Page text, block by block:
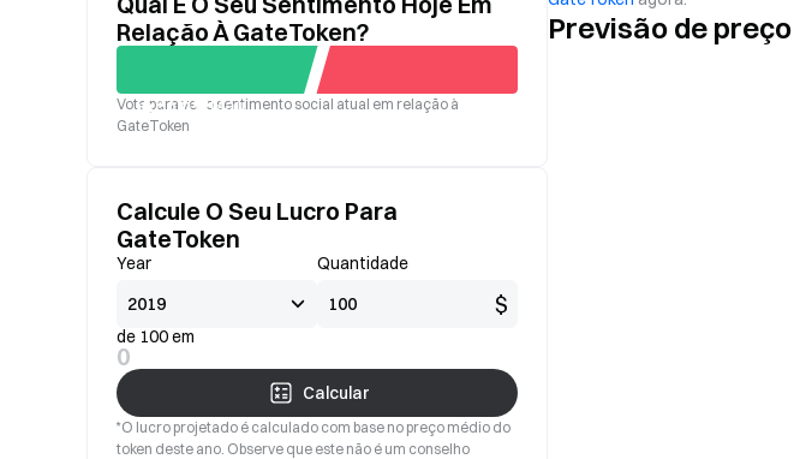
Relação À GateToken?
Bom Mau
Vote para ver o sentimento social atual em relação à
GateToken
Calcule O Seu Lucro Para
GateToken
Year Quantidade
$
de 100 em
0
Calcular
*O lucro projetado é calculado com base no preço médio do
token deste ano. Observe que este não é um conselho
Previsão de